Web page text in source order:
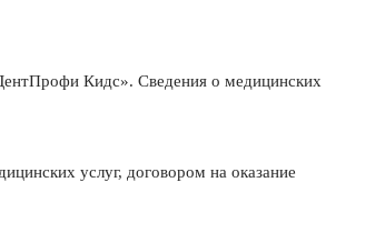
Кидс». Сведения о медицинских
услуг, договором на оказание